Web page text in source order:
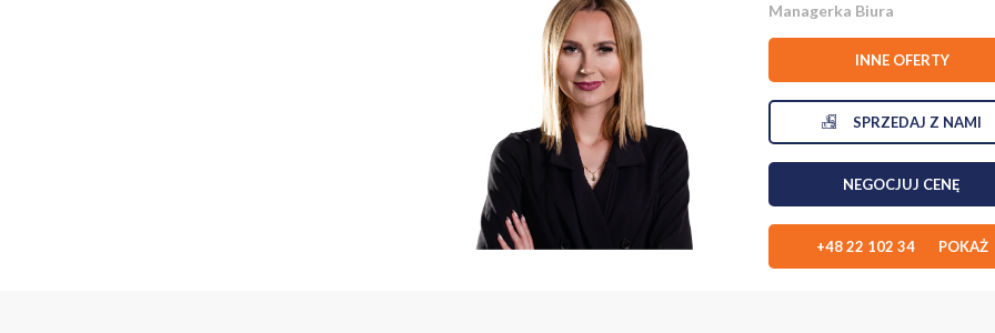
Budynek w stanie dobrym, na dachu kilkuletnia blacha falista, wnętrze wymaga remontu.
Wszystkie okna drzwi PCV. Wjazd od ulicy Strażackiej.
Atrakcyjna oferta dla osób poszukujących miejsca do prowadzenia działalności gospodarczej jak
Możliwość zmiany sposobu użytkowania.
Konstrukcja budynku pozwala na wiele modyfikacji. Możliwość przekształcenia na budynek
Idealne miejsce na działalność produkcyjną, usługową, handlową : catering, restauracja, tapicer,
uwagi na lokalizację róznego typu usługi czy gabinety lekarskie.
Managerka Biura
INNE OFERTY
SPRZEDAJ Z NAMI
NEGOCJUJ CENĘ
+48 22 102 34 POKAŻ